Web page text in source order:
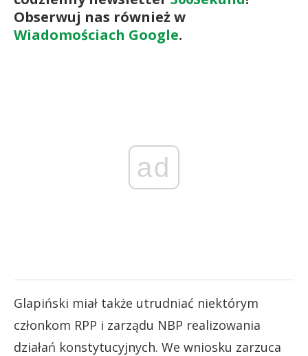
Obserwuj nas również w
Wiadomościach Google.
ad
Glapiński miał także utrudniać niektórym
członkom RPP i zarządu NBP realizowania
działań konstytucyjnych. We wniosku zarzuca